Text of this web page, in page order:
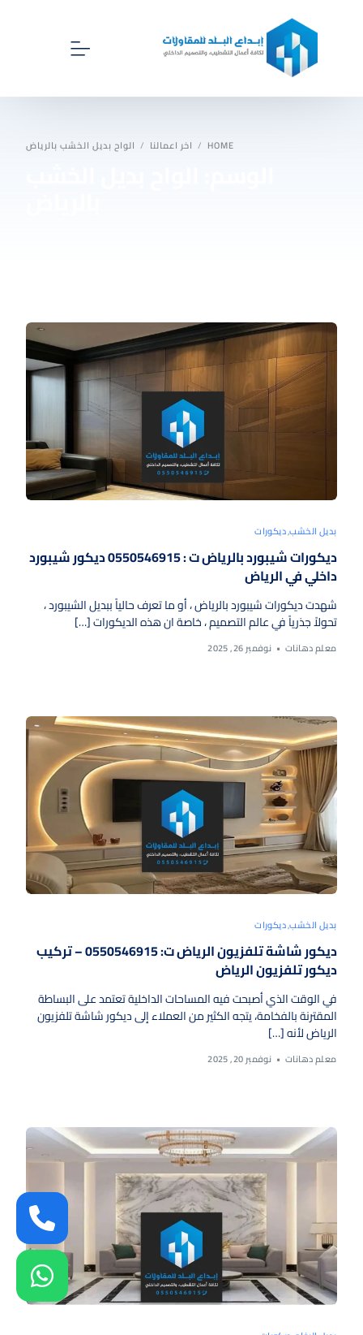
HOME اخر اعمالنا الواح بديل الخشب بالرياض
بديل الخشب,ديكورات
ديكورات شيبورد بالرياض ت : 0550546915 ديكور شيبورد
داخلي في الرياض
شهدت ديكورات شيبورد بالرياض ، أو ما تعرف حالياً ببديل الشيبورد ،
تحولاً جذرياً في عالم التصميم ، خاصة ان هذه الديكورات […]
معلم دهانات نوفمبر 26, 2025
بديل الخشب,ديكورات
ديكور شاشة تلفزيون الرياض ت: 0550546915 – تركيب
ديكور تلفزيون الرياض
في الوقت الذي أصبحت فيه المساحات الداخلية تعتمد على البساطة
المقترنة بالفخامة، يتجه الكثير من العملاء إلى ديكور شاشة تلفزيون
الرياض لأنه […]
معلم دهانات نوفمبر 20, 2025